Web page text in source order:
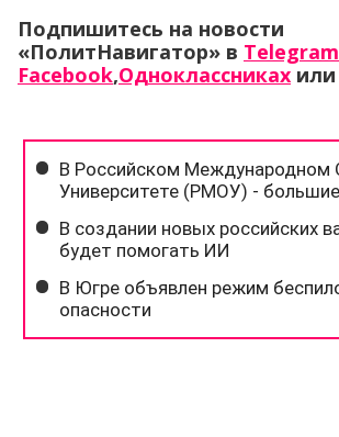
Подпишитесь на новости
«ПолитНавигатор» в Telegram
Facebook,Одноклассниках или